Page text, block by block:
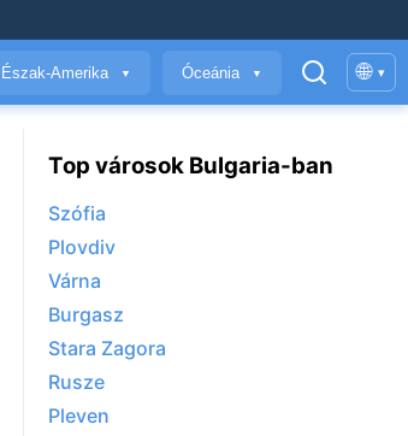
Észak-Amerika ▼ Óceánia ▼ 🌐 ▾
Top városok Bulgaria-ban
Szófia
Plovdiv
Várna
Burgasz
Stara Zagora
Rusze
Pleven